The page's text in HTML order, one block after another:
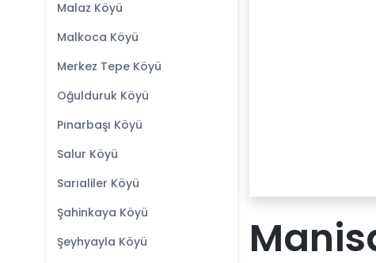
Malaz Köyü
Malkoca Köyü
Merkez Tepe Köyü
Oğulduruk Köyü
Pınarbaşı Köyü
Salur Köyü
Sarıaliler Köyü
Şahinkaya Köyü
Şeyhyayla Köyü